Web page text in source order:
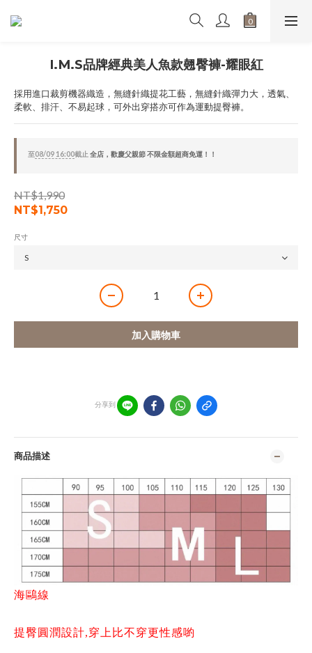
I.M.S品牌經典美人魚款翹臀褲-耀眼紅
採用進口裁剪機器織造，無縫針織提花工藝，無縫針織彈力大，透氣、
柔軟、排汗、不易起球，可外出穿搭亦可作為運動提臀褲。
至08/09 16:00截止 全店，歡慶父親節 不限金額超商免運！！
NT$1,990
NT$1,750
尺寸
加入購物車
分享到
商品描述
海鷗線
提臀圓潤設計,穿上比不穿更性感喲